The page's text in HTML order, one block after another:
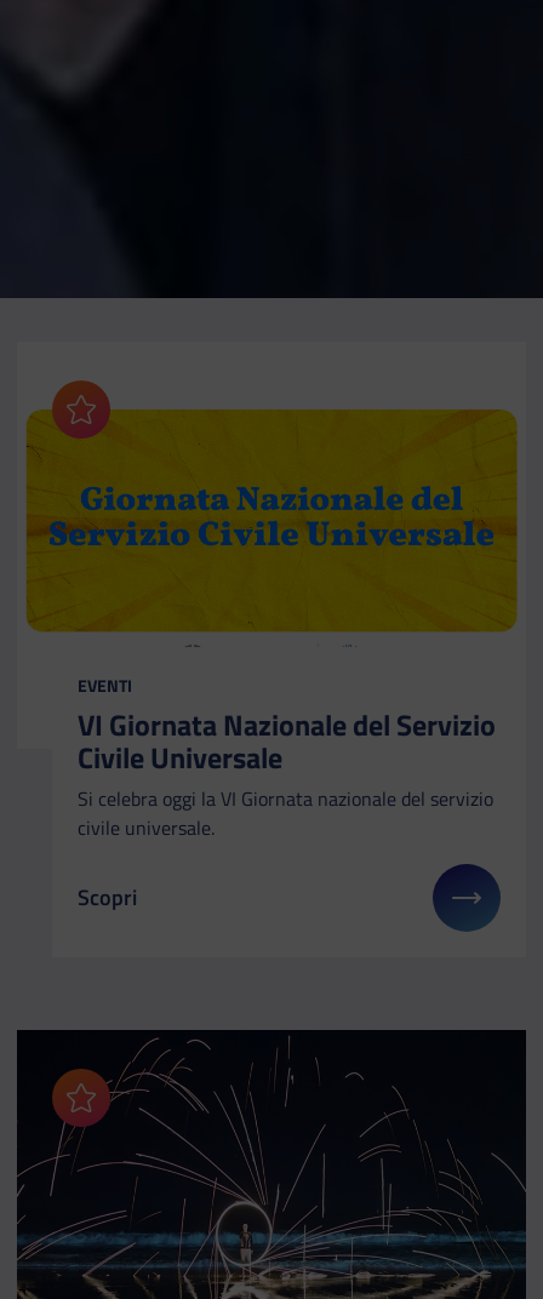
Aggiungi ai preferiti
CATEGORIA:
EVENTI
VI Giornata Nazionale del Servizio
Civile Universale
Si celebra oggi la VI Giornata nazionale del servizio
civile universale.
Il link ti porterà ad avere maggiori dettagli su: VI
Scopri
Aggiungi ai preferiti